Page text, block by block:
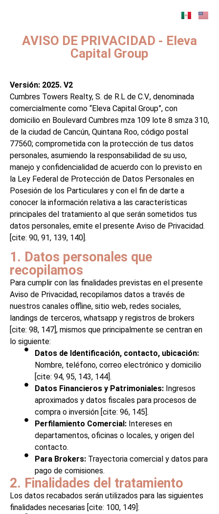
AVISO DE PRIVACIDAD - Eleva
Capital Group
Versión: 2025. V2
Cumbres Towers Realty, S. de R.L de C.V., denominada
comercialmente como “Eleva Capital Group”, con
domicilio en Boulevard Cumbres mza 109 lote 8 smza 310,
de la ciudad de Cancún, Quintana Roo, código postal
77560; comprometida con la protección de tus datos
personales, asumiendo la responsabilidad de su uso,
manejo y confidencialidad de acuerdo con lo previsto en
la Ley Federal de Protección de Datos Personales en
Posesión de los Particulares y con el fin de darte a
conocer la información relativa a las características
principales del tratamiento al que serán sometidos tus
datos personales, emite el presente Aviso de Privacidad.
[cite: 90, 91, 139, 140].
1. Datos personales que
recopilamos
Para cumplir con las finalidades previstas en el presente
Aviso de Privacidad, recopilamos datos a través de
nuestros canales offline, sitio web, redes sociales,
landings de terceros, whatsapp y registros de brokers
[cite: 98, 147], mismos que principalmente se centran en
lo siguiente:
Datos de Identificación, contacto, ubicación:
Nombre, teléfono, correo electrónico y domicilio
[cite: 94, 95, 143, 144].
Datos Financieros y Patrimoniales: Ingresos
aproximados y datos fiscales para procesos de
compra o inversión [cite: 96, 145].
Perfilamiento Comercial: Intereses en
departamentos, oficinas o locales, y origen del
contacto.
Para Brokers: Trayectoria comercial y datos para
pago de comisiones.
2. Finalidades del tratamiento
Los datos recabados serán utilizados para las siguientes
finalidades necesarias [cite: 100, 149]: